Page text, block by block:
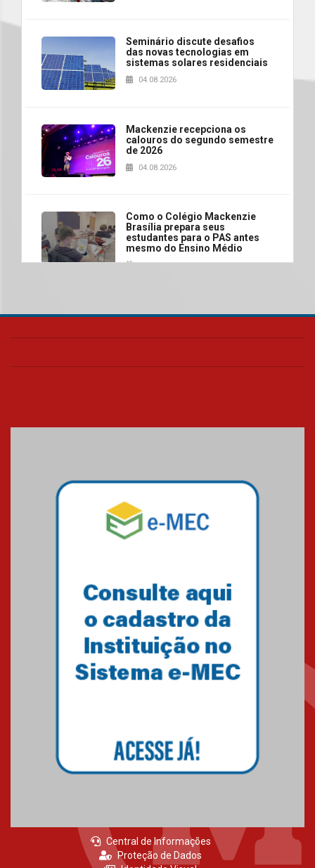
Seminário discute desafios
das novas tecnologias em
sistemas solares residenciais
04.08.2026
Mackenzie recepciona os
calouros do segundo semestre
de 2026
04.08.2026
Como o Colégio Mackenzie
Brasília prepara seus
estudantes para o PAS antes
mesmo do Ensino Médio
Como os pais podem investir
escola
Professora do Mackenzie é
finalista do Prêmio Jabuti com
obra sobre ética e arquitetura
contemporânea
Semana Internacional
Mackenzie promove parcerias
internacionais
03.08.2026
03.08.2026
Central de Informações
Proteção de Dados